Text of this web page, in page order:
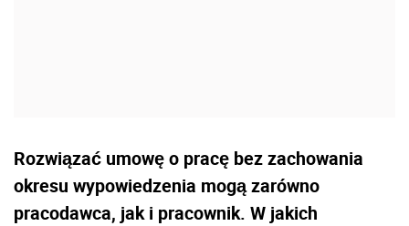
Rozwiązać umowę o pracę bez zachowania
okresu wypowiedzenia mogą zarówno
pracodawca, jak i pracownik. W jakich